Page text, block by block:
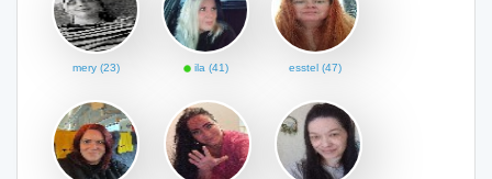
mery (23) ila (41) esstel (47)